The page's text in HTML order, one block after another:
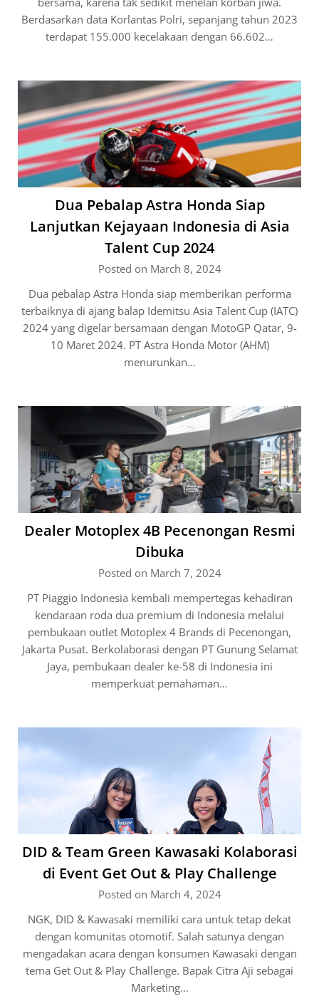
Berdasarkan data Korlantas Polri, sepanjang tahun 2023
terdapat 155.000 kecelakaan dengan 66.602…
Dua Pebalap Astra Honda Siap
Lanjutkan Kejayaan Indonesia di Asia
Talent Cup 2024
Posted on March 8, 2024
Dua pebalap Astra Honda siap memberikan performa
terbaiknya di ajang balap Idemitsu Asia Talent Cup (IATC)
2024 yang digelar bersamaan dengan MotoGP Qatar, 9-
10 Maret 2024. PT Astra Honda Motor (AHM)
menurunkan…
Dealer Motoplex 4B Pecenongan Resmi
Dibuka
Posted on March 7, 2024
PT Piaggio Indonesia kembali mempertegas kehadiran
kendaraan roda dua premium di Indonesia melalui
pembukaan outlet Motoplex 4 Brands di Pecenongan,
Jakarta Pusat. Berkolaborasi dengan PT Gunung Selamat
Jaya, pembukaan dealer ke-58 di Indonesia ini
memperkuat pemahaman…
DID & Team Green Kawasaki Kolaborasi
di Event Get Out & Play Challenge
Posted on March 4, 2024
NGK, DID & Kawasaki memiliki cara untuk tetap dekat
dengan komunitas otomotif. Salah satunya dengan
mengadakan acara dengan konsumen Kawasaki dengan
tema Get Out & Play Challenge. Bapak Citra Aji sebagai
Marketing…